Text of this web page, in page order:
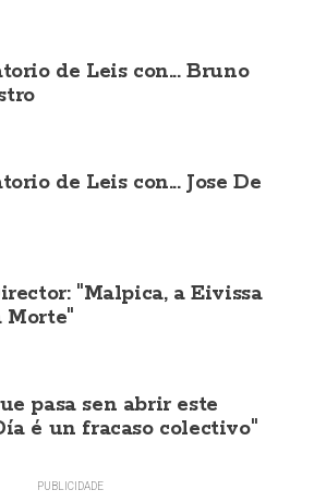
de Leis con... Bruno
de Leis con... Jose De
"Malpica, a Eivissa
Morte"
pasa sen abrir este
é un fracaso colectivo"